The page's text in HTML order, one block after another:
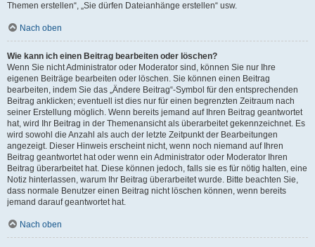
Themen erstellen“, „Sie dürfen Dateianhänge erstellen“ usw.
Nach oben
Wie kann ich einen Beitrag bearbeiten oder löschen?
Wenn Sie nicht Administrator oder Moderator sind, können Sie nur Ihre
eigenen Beiträge bearbeiten oder löschen. Sie können einen Beitrag
bearbeiten, indem Sie das „Ändere Beitrag“-Symbol für den entsprechenden
Beitrag anklicken; eventuell ist dies nur für einen begrenzten Zeitraum nach
seiner Erstellung möglich. Wenn bereits jemand auf Ihren Beitrag geantwortet
hat, wird Ihr Beitrag in der Themenansicht als überarbeitet gekennzeichnet. Es
wird sowohl die Anzahl als auch der letzte Zeitpunkt der Bearbeitungen
angezeigt. Dieser Hinweis erscheint nicht, wenn noch niemand auf Ihren
Beitrag geantwortet hat oder wenn ein Administrator oder Moderator Ihren
Beitrag überarbeitet hat. Diese können jedoch, falls sie es für nötig halten, eine
Notiz hinterlassen, warum Ihr Beitrag überarbeitet wurde. Bitte beachten Sie,
dass normale Benutzer einen Beitrag nicht löschen können, wenn bereits
jemand darauf geantwortet hat.
Nach oben